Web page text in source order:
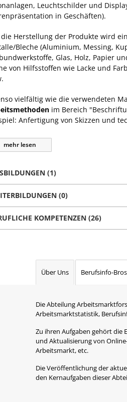
Leuchtschilder und
in Geschäften).
die Herstellung der Produkte wird
Bleche (Aluminium, Messing,
Glas, Holz, Papier
von Hilfsstoffen wie Lacke und
vielfältig wie die verwendeten
im Bereich
Anfertigung von Skizzen und
mehr lesen
(1)
(0)
KOMPETENZEN (26)
Über Uns Berufsinfo-
Die Abteilung
Arbeitsmarktstatistik,
Zu ihren Aufgaben gehört die
und Aktualisierung von
Arbeitsmarkt, etc.
Die Veröffentlichung der
den Kernaufgaben dieser